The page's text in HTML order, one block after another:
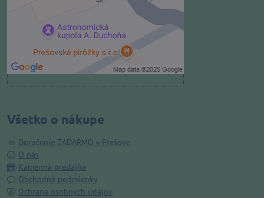
Povoliť a zapamätať - súhlas s
druhom cookie: Funkčné
Otvoriť obsah v novom okne
Všetko o nákupe
Doručenie ZADARMO v Prešove
O nás
Kamenná predajňa
Obchodné podmienky
Ochrana osobných údajov